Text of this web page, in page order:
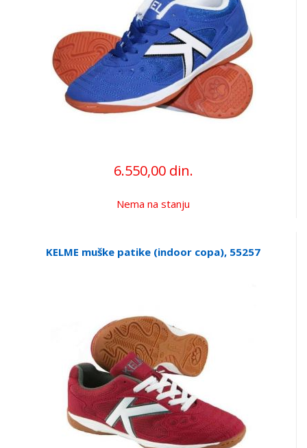
6.550,00 din.
Nema na stanju
KELME muške patike (indoor copa), 55257